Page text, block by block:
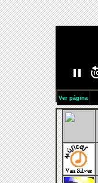
Ver página